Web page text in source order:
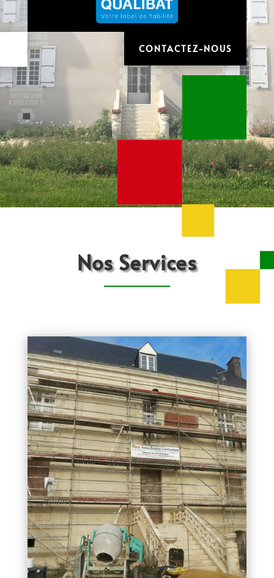
CONTACTEZ-NOUS
Nos Services